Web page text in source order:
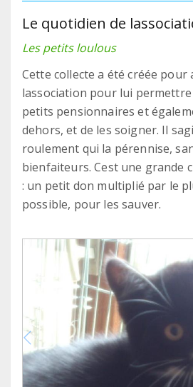
Le quotidien de
Les petits loulous
Cette collecte a été créée pour
lassociation pour lui
petits pensionnaires et
dehors, et de les soigner. Il
roulement qui la pérennise,
bienfaiteurs. Cest une grande
: un petit don multiplié par le
possible, pour les sauver.